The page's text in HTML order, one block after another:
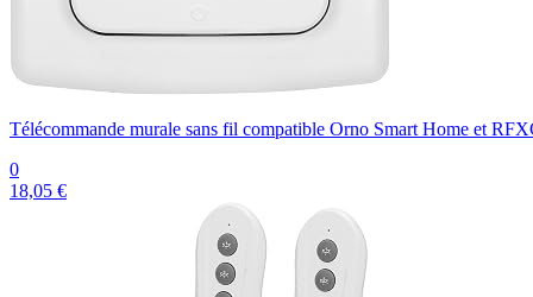
Télécommande murale sans fil compatible Orno Smart Home et
0
18,05 €